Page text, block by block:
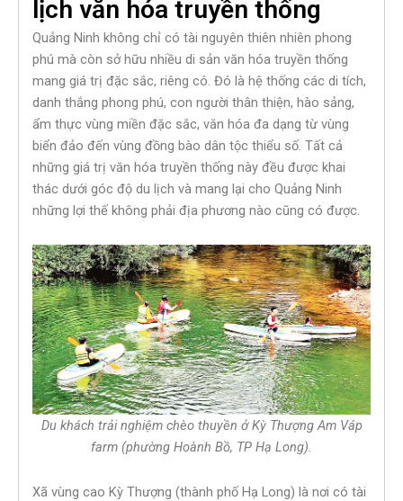
lịch văn hóa truyền thống
Quảng Ninh không chỉ có tài nguyên thiên nhiên phong
phú mà còn sở hữu nhiều di sản văn hóa truyền thống
mang giá trị đặc sắc, riêng có. Đó là hệ thống các di tích,
danh thắng phong phú, con người thân thiện, hào sảng,
ẩm thực vùng miền đặc sắc, văn hóa đa dạng từ vùng
biển đảo đến vùng đồng bào dân tộc thiểu số. Tất cả
những giá trị văn hóa truyền thống này đều được khai
thác dưới góc độ du lịch và mang lại cho Quảng Ninh
những lợi thế không phải địa phương nào cũng có được.
Du khách trải nghiệm chèo thuyền ở Kỳ Thượng Am Váp
farm (phường Hoành Bồ, TP Hạ Long).
Xã vùng cao Kỳ Thượng (thành phố Hạ Long) là nơi có tài